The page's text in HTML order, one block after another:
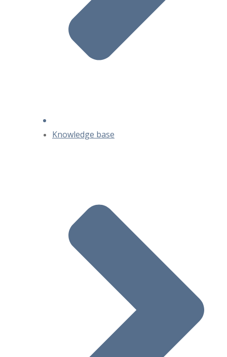
Knowledge base